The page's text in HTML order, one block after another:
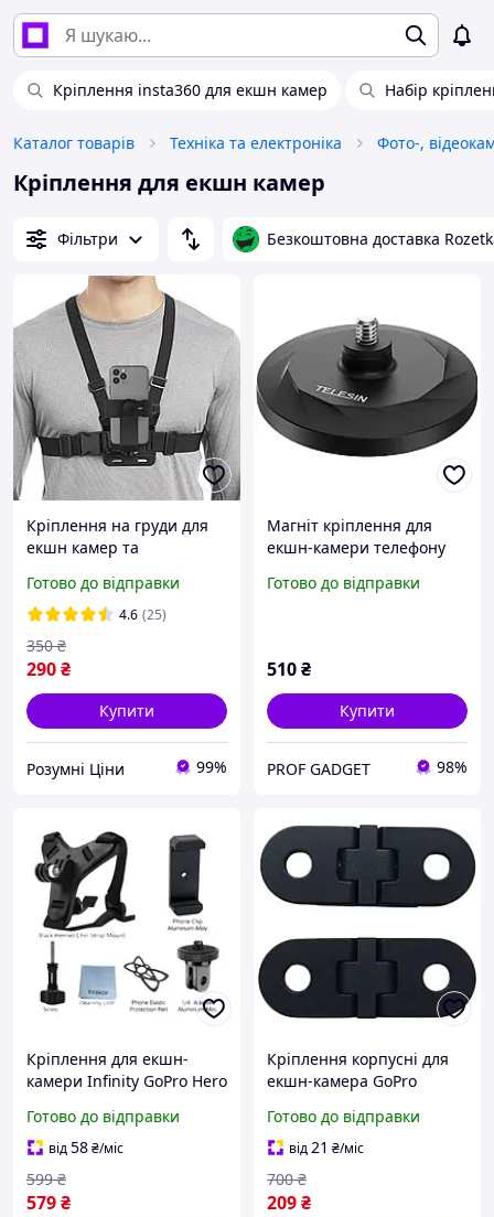
Кріплення insta360 для екшн камер Набір
Каталог товарів Техніка та електроніка Фото-,
Кріплення для екшн камер
Фільтри Безкоштовна доставка
Кріплення на груди для
екшн камер та
поворотне Go Pro SJCAM
EKEN Axnen
Готово до відправки
4.6 (25)
290₴
350 ₴
Купити
Розумні Ціни 99%
Магніт кріплення для
екшн-камери телефону
Готово до відправки
510₴
Купити
PROF GADGET 98%
Кріплення для екшн-
камери Infinity GoPro Hero
SJ4000 AKASO DJI OSMO +
МЗ
Готово до відправки
від58₴/міс
579₴
599 ₴
Кріплення корпусні для
екшн-камера GoPro
(CHDHF-111-TH) комплект
2шт. (Оригінал з розбору)
(Відновлений)
Готово до відправки
від21 ₴/міс
209₴
700 ₴